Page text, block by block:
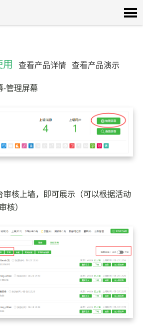
查看产品详情 查看产品演示
-管理屏幕
审核上墙，即可展示（可以根据活动
核）